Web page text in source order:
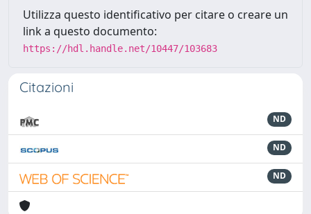
Utilizza questo identificativo per citare o creare un
link a questo documento:
https://hdl.handle.net/10447/103683
Citazioni
ND
ND
ND